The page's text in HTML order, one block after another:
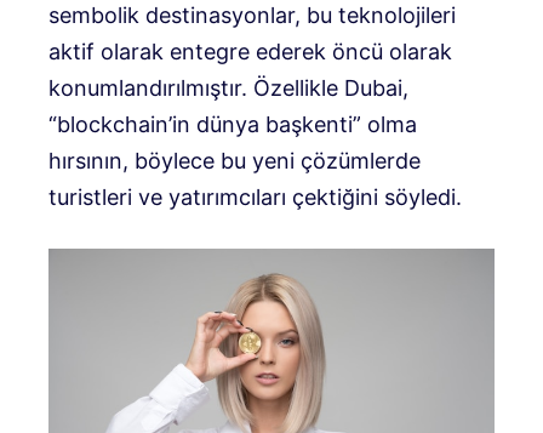
sembolik destinasyonlar, bu teknolojileri
aktif olarak entegre ederek öncü olarak
konumlandırılmıştır. Özellikle Dubai,
“blockchain’in dünya başkenti” olma
hırsının, böylece bu yeni çözümlerde
turistleri ve yatırımcıları çektiğini söyledi.